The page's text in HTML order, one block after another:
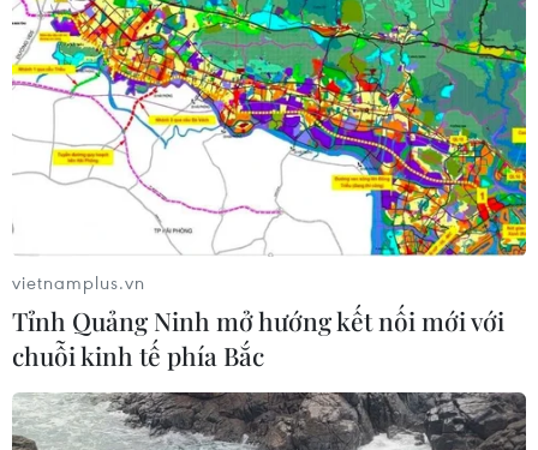
vietnamplus.vn
Tỉnh Quảng Ninh mở hướng kết nối mới với
chuỗi kinh tế phía Bắc